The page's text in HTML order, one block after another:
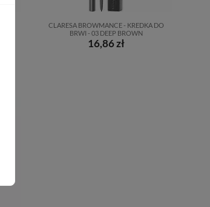
CLARESA BROWMANCE - KREDKA DO
BRWI - 03 DEEP BROWN
16,86 zł